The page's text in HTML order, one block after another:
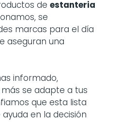
de estanteria
se
marcas para el día
aseguran una
informado,
se adapte a tus
que esta lista
en la decisión